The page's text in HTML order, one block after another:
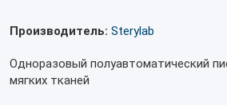
Производитель: Sterylab
Одноразовый полуавтоматический
мягких тканей